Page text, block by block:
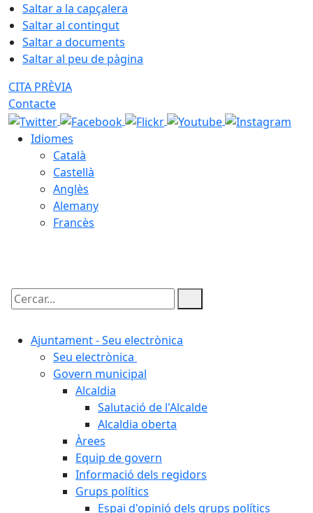
Saltar a la capçalera
Saltar al contingut
Saltar a documents
Saltar al peu de pàgina
CITA PRÈVIA
Contacte
Idiomes
Català
Castellà
Anglès
Alemany
Francès
Cercar:
Ajuntament - Seu electrònica
Seu electrònica
Govern municipal
Alcaldia
Salutació de l'Alcalde
Alcaldia oberta
Àrees
Equip de govern
Informació dels regidors
Grups polítics
Espai d'opinió dels grups polítics